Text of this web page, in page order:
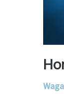
Waga